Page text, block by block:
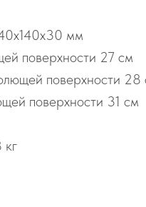
мм
поверхности 27 см
поверхности 28
поверхности 31 см